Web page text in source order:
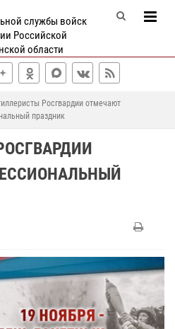
службы войск
Российской
области
Росгвардии отмечают
праздник